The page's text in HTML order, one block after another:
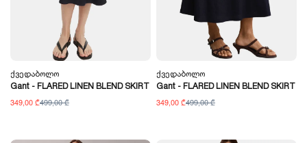
Ქვედაბოლო
Gant - FLARED LINEN BLEND SKIRT
349,00 ₾499,00 ₾
Ქვედაბოლო
Gant - FLARED LINEN BLEND SKIRT
349,00 ₾499,00 ₾